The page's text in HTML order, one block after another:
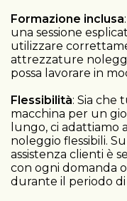
Formazione inclusa
una sessione
utilizzare
attrezzature
possa lavorare in
Flessibilità: Sia che
macchina per un
lungo, ci adattiamo
noleggio flessibili.
assistenza clienti è
con ogni domanda
durante il periodo